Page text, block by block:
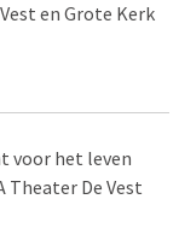
en Grote Kerk
voor het leven
Theater De Vest